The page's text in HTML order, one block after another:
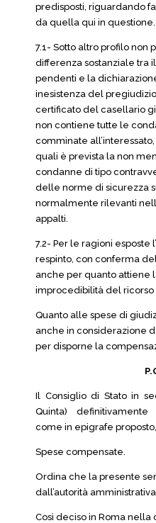
predisposti, riguardando
da quella qui in questione.
7.1- Sotto altro profilo non
differenza sostanziale tra
pendenti e la
inesistenza del
certificato del casellario
non contiene tutte le
comminate
quali è prevista la non
condanne di tipo
delle norme di sicurezza
normalmente rilevanti
appalti.
7.2- Per le ragioni esposte
respinto, con conferma
anche per quanto attiene
improcedibilità del ricorso
Quanto alle spese di
anche in considerazione
per disporne la
Il Consiglio di Stato in
Quinta) definitivamente
come in epigrafe
Spese compensate.
Ordina che la presente
dall’autorità
Così deciso in Roma